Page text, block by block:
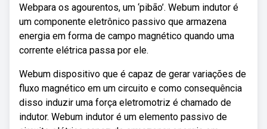
Webpara os agourentos, um ‘pibão’. Webum indutor é
um componente eletrônico passivo que armazena
energia em forma de campo magnético quando uma
corrente elétrica passa por ele.
Webum dispositivo que é capaz de gerar variações de
fluxo magnético em um circuito e como consequência
disso induzir uma força eletromotriz é chamado de
indutor. Webum indutor é um elemento passivo de